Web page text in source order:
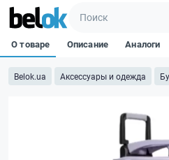
Belok.ua Аксессуары и одежда
О товаре Описание Аналоги